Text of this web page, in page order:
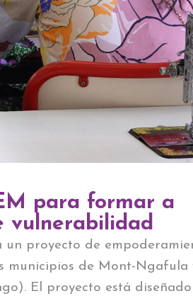
para formar a
vulnerabilidad
un proyecto de
municipios de Mont-Ngafula
El proyecto está diseñado